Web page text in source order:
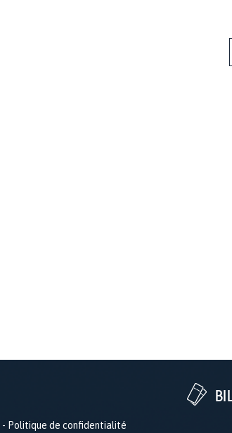
- Politique de confidentialité